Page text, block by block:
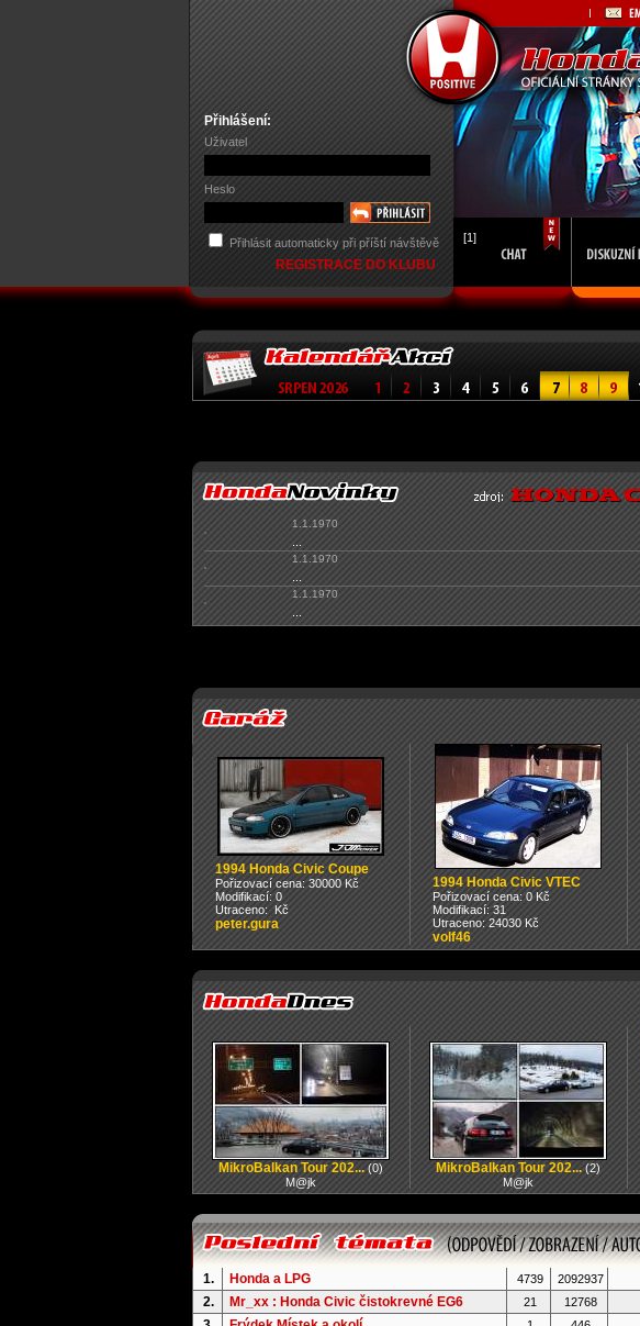
Přihlášení:
Uživatel
Heslo
Přihlásit automaticky při příští návštěvě
REGISTRACE DO KLUBU
[1]
1.1.1970
1.1.1970
1.1.1970
1994 Honda Civic Coupe
Pořizovací cena: 30000 Kč
Modifikací: 0
Utraceno: Kč
peter.gura
1994 Honda Civic VTEC
Pořizovací cena: 0 Kč
Modifikací: 31
Utraceno: 24030 Kč
volf46
MikroBalkan Tour 202... (0)
M@jk
MikroBalkan Tour 202... (2)
M@jk
1. Honda a LPG 4739 2092937
2. Mr_xx : Honda Civic čistokrevné EG6 21 12768